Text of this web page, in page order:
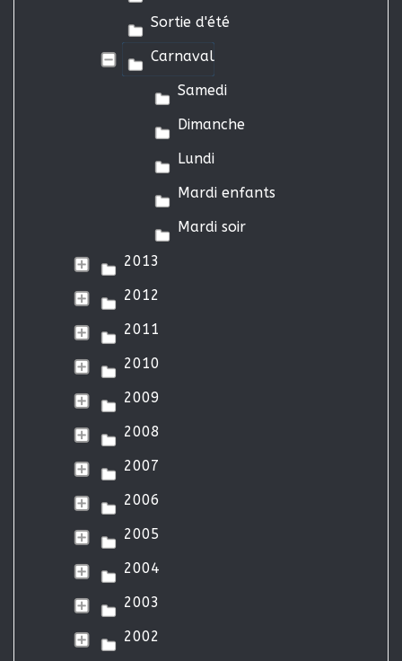
Sortie d'été
Carnaval
Samedi
Dimanche
Lundi
Mardi enfants
Mardi soir
2013
2012
2011
2010
2009
2008
2007
2006
2005
2004
2003
2002